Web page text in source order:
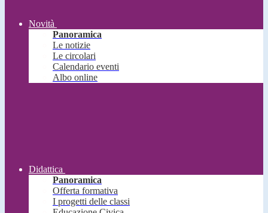
Novità
Panoramica
Le notizie
Le circolari
Calendario eventi
Albo online
Didattica
Panoramica
Offerta formativa
I progetti delle classi